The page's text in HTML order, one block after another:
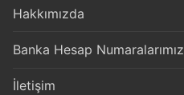
Hakkımızda
Banka Hesap Numaralarımız
İletişim